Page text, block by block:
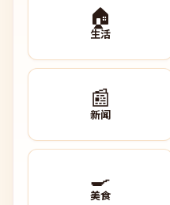
🏠
生活
📰
新闻
🍳
美食